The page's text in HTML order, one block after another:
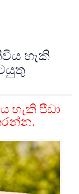
හැකි
පීඩා